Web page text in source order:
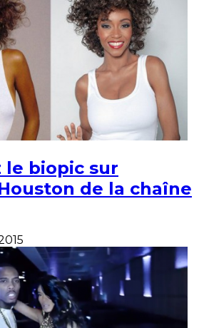
le biopic sur
de la chaîne